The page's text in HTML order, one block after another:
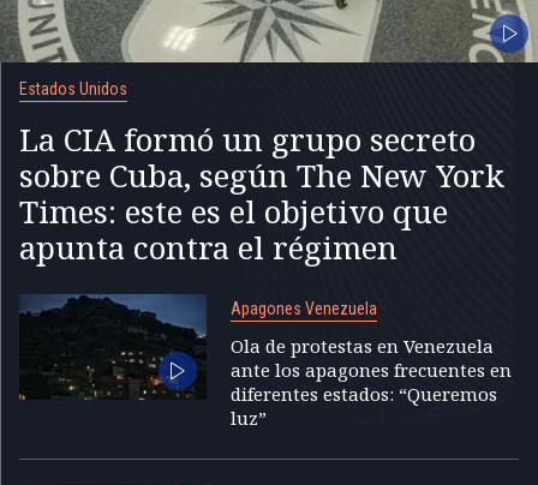
Estados Unidos
La CIA formó un grupo secreto
sobre Cuba, según The New York
Times: este es el objetivo que
apunta contra el régimen
Apagones Venezuela
Ola de protestas en Venezuela
ante los apagones frecuentes en
diferentes estados: “Queremos
luz”